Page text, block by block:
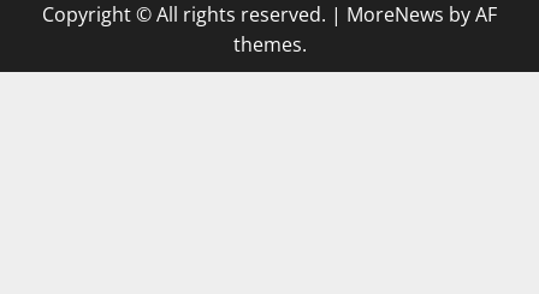
Copyright © All rights reserved. | MoreNews by AF
themes.